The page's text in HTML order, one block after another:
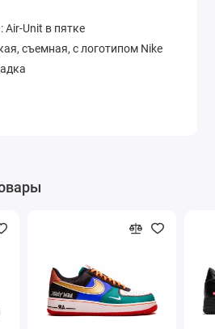
Air-Unit в пятке
съемная, с логотипом Nike
(True to Size)
входит в тематическую
щеткой и